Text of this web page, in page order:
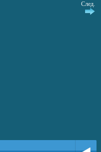
След.